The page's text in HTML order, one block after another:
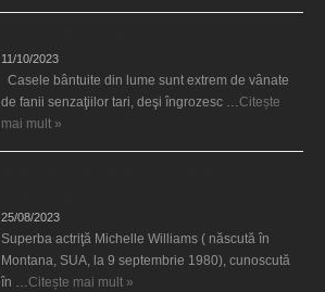
11/10/2023
Casele bântuite din lume sunt extrem de vânate
de fanii senzaţiilor tari, deşi îngrozesc …Citește
mai mult »
25/08/2023
Superba actriţă Michelle Williams ( născută în
Montana, SUA, la 9 septembrie 1980), cunoscută
în …Citește mai mult »